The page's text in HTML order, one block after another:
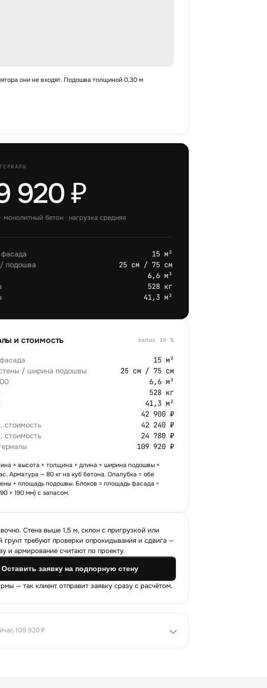
они не входят. Подошва толщиной 0,30 м
920 ₽
монолитный бетон· нагрузка средняя
15 м²
подошва
25 см / 75 см
6,6 м³
528 кг
41,3 м²
и стоимость запас 10 %
15 м²
/ ширина подошвы
25 см / 75 см
6,6 м³
528 кг
41,3 м²
42 900 ₽
стоимость
42 240 ₽
стоимость
24 780 ₽
109 920 ₽
× высота × толщина + длина × ширина подошвы ×
Арматура — 80 кг на куб бетона. Опалубка = обе
+ площадь подошвы. Блоков = площадь фасада ÷
× 190 мм) с запасом.
Стена выше 1,5 м, склон с пригрузкой или
грунт требуют проверки опрокидывания и сдвига —
и армирование считают по проекту.
Оставить заявку на подпорную стену
— так клиент отправит заявку сразу с расчётом.
109 920 ₽